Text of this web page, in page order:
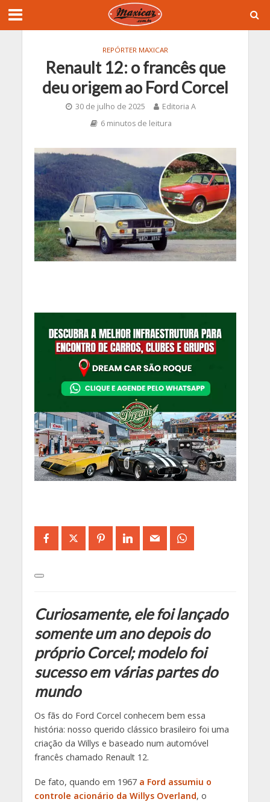
REPÓRTER MAXICAR
Renault 12: o francês que
deu origem ao Ford Corcel
30 de julho de 2025
Editoria A
6 minutos de leitura
Curiosamente, ele foi lançado
somente um ano depois do
próprio Corcel; modelo foi
sucesso em várias partes do
mundo
Os fãs do Ford Corcel conhecem bem essa
história: nosso querido clássico brasileiro foi uma
criação da Willys e baseado num automóvel
francês chamado Renault 12.
De fato, quando em 1967 a Ford assumiu o
controle acionário da Willys Overland, o